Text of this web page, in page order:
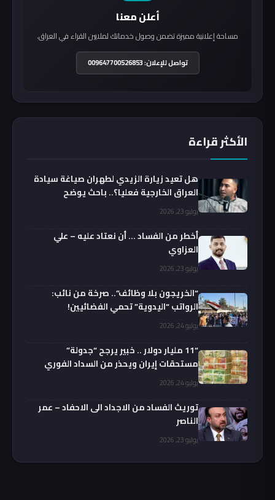
أعلن معنا
مساحة إعلانية مميزة تضمن وصول خدماتك لملايين القراء في العراق.
تواصل للإعلان: 009647700526853
الأكثر قراءة
هل تعيد زيارة الزيدي لطهران صياغة سيادة
العراق الخارجية فعليا؟.. باحث يوضح
يوليو 23, 2026
أخطر من الفساد … أن نعتاد عليه – علي
العزاوي
يوليو 23, 2026
“الخريجون بلا وظائف”.. صرخة من نائب:
الرواتب “اليدوية” تحمي الفضائيين!
يوليو 24, 2026
“11 مليار دولار .. خبير يرجح “جدولة”
مستحقات إيران ويحذر من السداد الفوري
يوليو 24, 2026
توريث الفساد من الاجداد الى الاحفاد – عمر
الناصر
يوليو 23, 2026